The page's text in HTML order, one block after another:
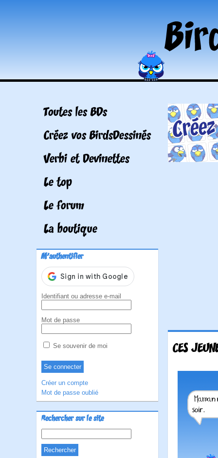
Toutes les BDs
Créez vos BirdsDessinés
Verbi et Devinettes
Le top
Le forum
La boutique
M'authentifier
Identifiant ou adresse e-mail
Mot de passe
Se souvenir de moi
Créer un compte
Mot de passe oublié
Rechercher sur le site
CES